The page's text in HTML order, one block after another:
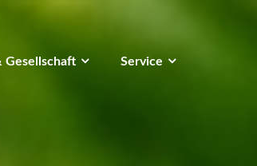
Gesellschaft Service